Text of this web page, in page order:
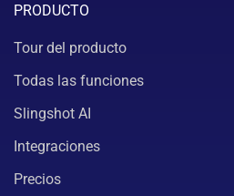
PRODUCTO
Tour del producto
Todas las funciones
Slingshot AI
Integraciones
Precios